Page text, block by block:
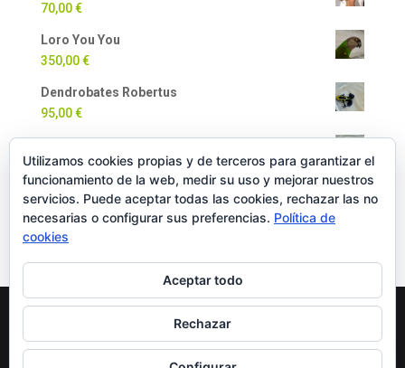
70,00€
Loro You You
350,00€
Dendrobates Robertus
95,00€
90,00€
Milpiés Gigante
35,00€
Copyright Oficial © 2022 EXOTICPANIMALS |Política
Política de Privacidad
Utilizamos cookies propias y de terceros para garantizar el
funcionamiento de la web, medir su uso y mejorar nuestros
servicios. Puede aceptar todas las cookies, rechazar las no
necesarias o configurar sus preferencias. Política de
cookies
Aceptar todo
Rechazar